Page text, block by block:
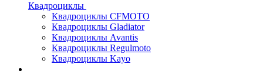
Квадроциклы
Квадроциклы CFMOTO
Квадроциклы Gladiator
Квадроциклы Avantis
Квадроциклы Regulmoto
Квадроциклы Kayo